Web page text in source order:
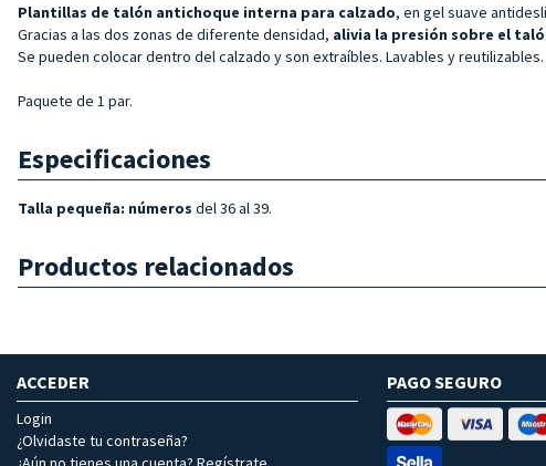
Plantillas de talón antichoque interna para calzado, en gel suave
Gracias a las dos zonas de diferente densidad, alivia la presión sobre el
Se pueden colocar dentro del calzado y son extraíbles. Lavables y reutilizables.
Paquete de 1 par.
Especificaciones
Talla pequeña: números del 36 al 39.
Productos relacionados
ACCEDER
Login
¿Olvidaste tu contraseña?
PAGO SEGURO